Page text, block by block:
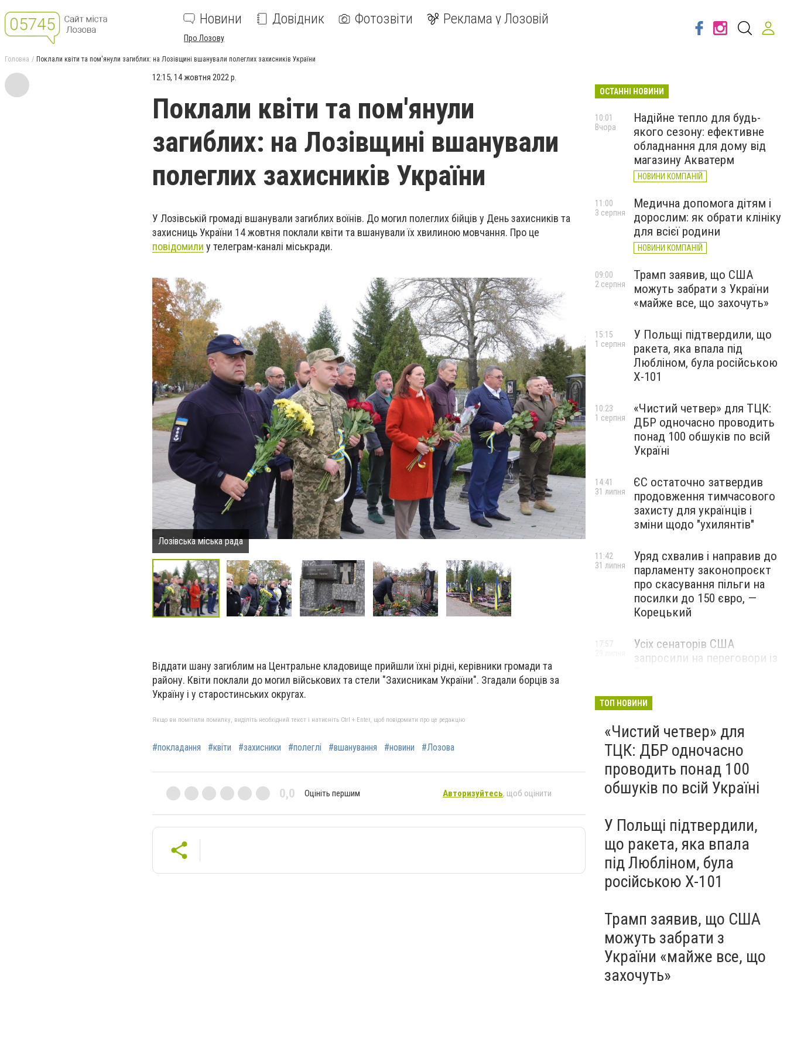
Новини Довідник Фотозвіти Реклама у Лозовій
Про Лозову
Головна Поклали квіти та пом'янули загиблих: на Лозівщині вшанували полеглих захисників України
12:15, 14 жовтня 2022 р.
Поклали квіти та пом'янули
загиблих: на Лозівщині вшанували
полеглих захисників України
У Лозівській громаді вшанували загиблих воїнів. До могил полеглих бійців у День захисників та
захисниць України 14 жовтня поклали квіти та вшанували їх хвилиною мовчання. Про це
повідомили у телеграм-каналі міськради.
Лозівська міська рада
Віддати шану загиблим на Центральне кладовище прийшли їхні рідні, керівники громади та
району. Квіти поклали до могил військових та стели "Захисникам України". Згадали борців за
Україну і у старостинських округах.
Якщо ви помітили помилку, виділіть необхідний текст і натисніть Ctrl + Enter, щоб повідомити про це редакцію
#покладання #квіти #захисники #полеглі #вшанування #новини #Лозова
0,0 Оцініть першим Авторизуйтесь, щоб оцінити
ОСТАННІ НОВИНИ
Надійне тепло для будь-
якого сезону: ефективне
обладнання для дому від
магазину Акватерм
НОВИНИ КОМПАНІЙ
10:01
Вчора
Медична допомога дітям і
дорослим: як обрати клініку
для всієї родини
НОВИНИ КОМПАНІЙ
11:00
3 серпня
Трамп заявив, що США
можуть забрати з України
«майже все, що захочуть»
09:00
2 серпня
У Польщі підтвердили, що
ракета, яка впала під
Любліном, була російською
Х-101
15:15
1 серпня
«Чистий четвер» для ТЦК:
ДБР одночасно проводить
понад 100 обшуків по всій
Україні
10:23
1 серпня
ЄС остаточно затвердив
продовження тимчасового
захисту для українців і
зміни щодо "ухилянтів"
14:41
31 липня
Уряд схвалив і направив до
парламенту законопроєкт
про скасування пільги на
посилки до 150 євро, —
Корецький
11:42
31 липня
Усіх сенаторів США
запросили на переговори із
Росії, – The Hill
17:57
ТОП НОВИНИ
«Чистий четвер» для
ТЦК: ДБР одночасно
проводить понад 100
обшуків по всій Україні
У Польщі підтвердили,
що ракета, яка впала
під Любліном, була
російською Х-101
Трамп заявив, що США
можуть забрати з
України «майже все, що
захочуть»